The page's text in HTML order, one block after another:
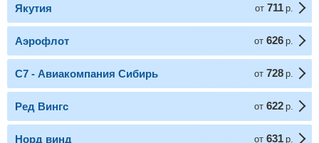
Якутия от 711 р.
Аэрофлот от 626 р.
С7 - Авиакомпания Сибирь от 728 р.
Ред Вингс от 622 р.
Норд винд от 631 р.